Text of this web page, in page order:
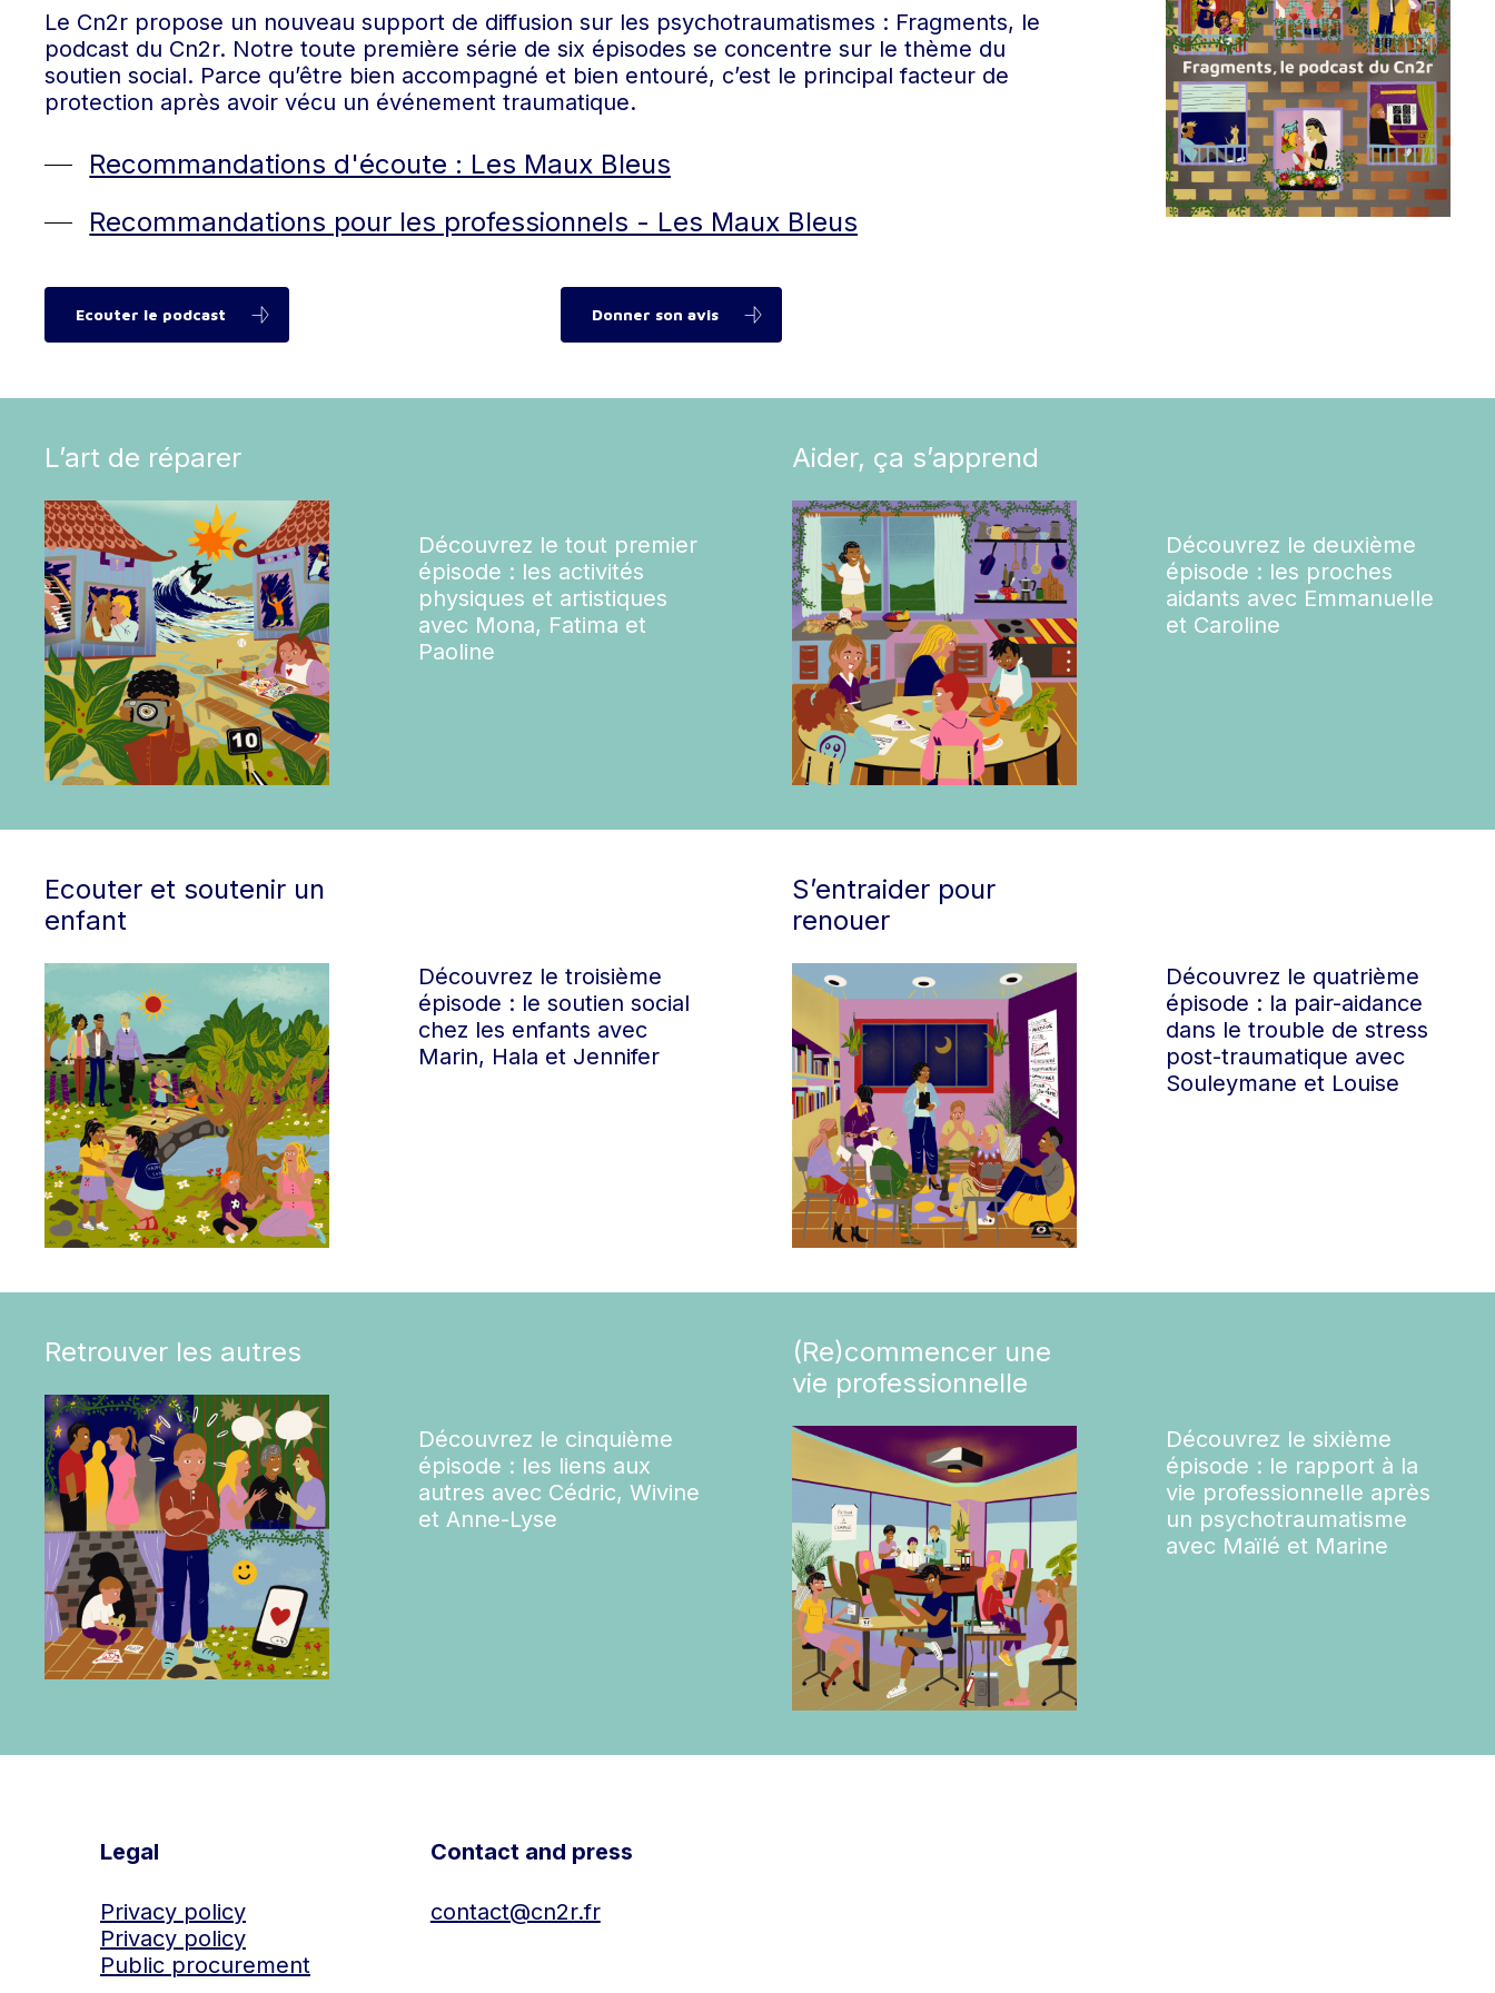
Hit enter to search or ESC to close
Le Cn2r propose un nouveau support de diffusion sur les psychotraumatismes : Fragments, le
podcast du Cn2r. Notre toute première série de six épisodes se concentre sur le thème du
soutien social. Parce qu’être bien accompagné et bien entouré, c’est le principal facteur de
protection après avoir vécu un événement traumatique.
Recommandations d'écoute : Les Maux Bleus
Recommandations pour les professionnels - Les Maux Bleus
Ecouter le podcast Donner son avis
L’art de réparer
Découvrez le tout premier
épisode : les activités
physiques et artistiques
avec Mona, Fatima et
Paoline
Aider, ça s’apprend
Découvrez le deuxième
épisode : les proches
aidants avec Emmanuelle
et Caroline
Ecouter et soutenir un
enfant
Découvrez le troisième
épisode : le soutien social
chez les enfants avec
Marin, Hala et Jennifer
S’entraider pour
renouer
Découvrez le quatrième
épisode : la pair-aidance
dans le trouble de stress
post-traumatique avec
Souleymane et Louise
Retrouver les autres
Découvrez le cinquième
épisode : les liens aux
autres avec Cédric, Wivine
et Anne-Lyse
(Re)commencer une
vie professionnelle
Découvrez le sixième
épisode : le rapport à la
vie professionnelle après
un psychotraumatisme
avec Maïlé et Marine
Legal
Privacy policy
Privacy policy
Public procurement
Contact and press
contact@cn2r.fr